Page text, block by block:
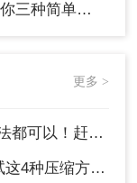
简单方法！
更多 >
！赶紧试试！
压缩方法!！